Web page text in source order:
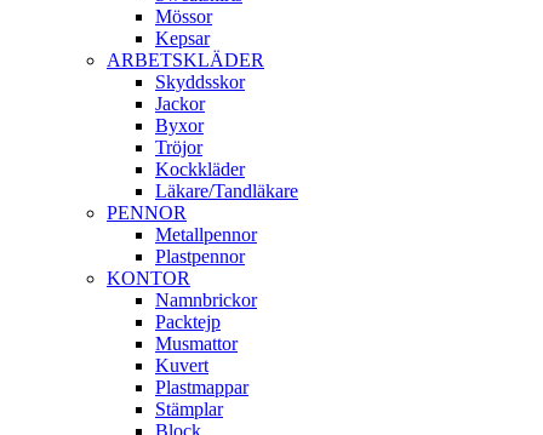
Mössor
Kepsar
ARBETSKLÄDER
Skyddsskor
Jackor
Byxor
Tröjor
Kockkläder
Läkare/Tandläkare
PENNOR
Metallpennor
Plastpennor
KONTOR
Namnbrickor
Packtejp
Musmattor
Kuvert
Plastmappar
Stämplar
Block